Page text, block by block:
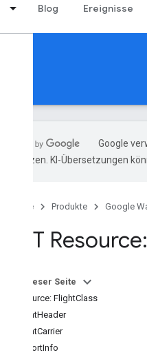
Blog Ereignisse
Google
übersetzen. KI-Übersetzungen
Startseite Produkte Google
REST
Auf dieser Seite
Ressource: FlightClass
FlightHeader
FlightCarrier
AirportInfo